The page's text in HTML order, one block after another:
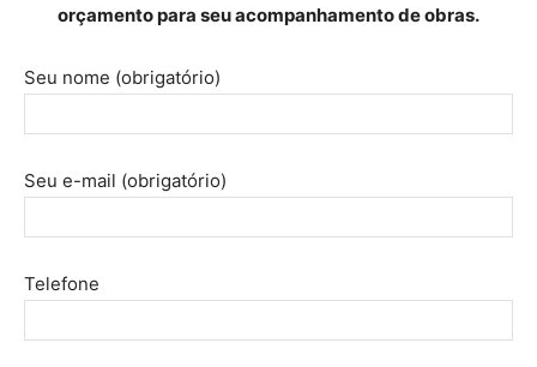
orçamento para seu acompanhamento de obras.
Seu nome (obrigatório)
Seu e-mail (obrigatório)
Telefone